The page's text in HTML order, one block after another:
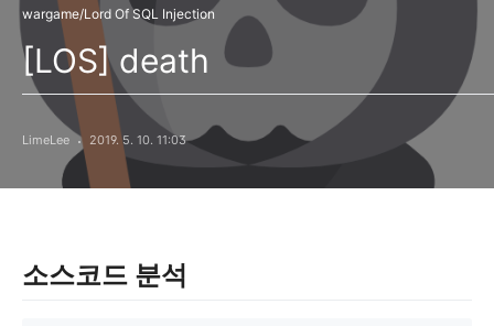
wargame/Lord Of SQL Injection
[LOS] death
LimeLee 2019. 5. 10. 11:03
소스코드 분석